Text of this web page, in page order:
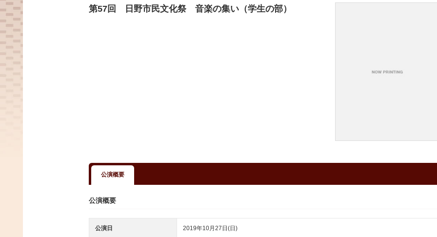
第57回 日野市民文化祭 音楽の集い（学生の部）
公演概要
公演概要
公演日 2019年10月27日(日)